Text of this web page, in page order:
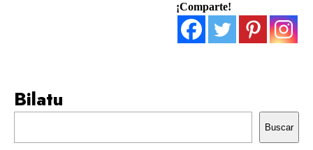
¡Comparte!
Bilatu
Buscar